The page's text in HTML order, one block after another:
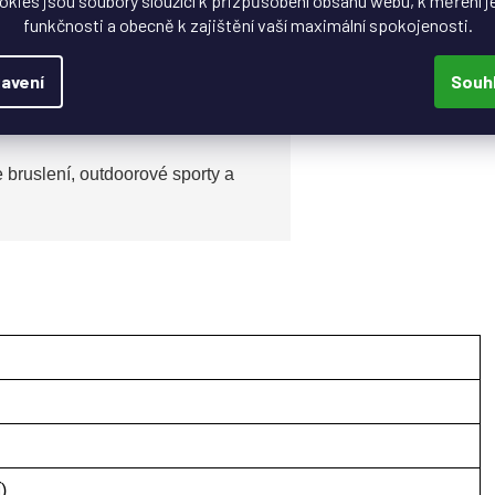
funkčnosti a obecně k zajištění vaší maximální spokojenosti.
nožičky drží brýle pevně na místě i při intenzivním
outdoorové sporty a